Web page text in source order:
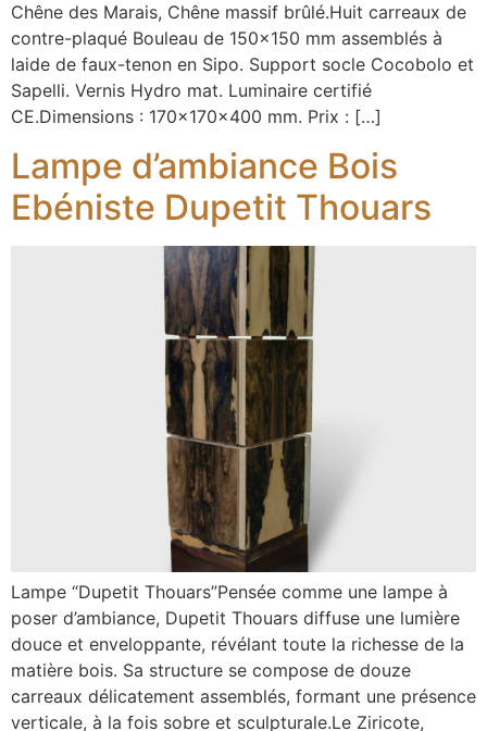
Chêne des Marais, Chêne massif brûlé.Huit carreaux de
contre-plaqué Bouleau de 150×150 mm assemblés à
laide de faux-tenon en Sipo. Support socle Cocobolo et
Sapelli. Vernis Hydro mat. Luminaire certifié
CE.Dimensions : 170x170x400 mm. Prix : […]
Lampe d’ambiance Bois
Ebéniste Dupetit Thouars
Lampe “Dupetit Thouars”Pensée comme une lampe à
poser d’ambiance, Dupetit Thouars diffuse une lumière
douce et enveloppante, révélant toute la richesse de la
matière bois. Sa structure se compose de douze
carreaux délicatement assemblés, formant une présence
verticale, à la fois sobre et sculpturale.Le Ziricote,